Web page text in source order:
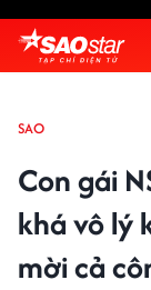
SAO
Con gái
khá vô lý
mời cả